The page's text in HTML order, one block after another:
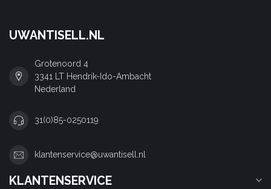
UWANTISELL.NL
Grotenoord 4
3341 LT Hendrik-Ido-Ambacht
Nederland
31(0)85-0250119
klantenservice@uwantisell.nl
KLANTENSERVICE